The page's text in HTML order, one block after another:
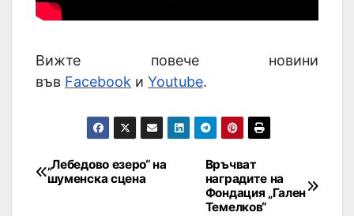
Вижте повече новини
във Facebook и Youtube.
Връчват
наградите на
Фондация „Гален
Темелков“
„Лебедово езеро“ на
шуменска сцена